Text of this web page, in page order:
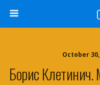
October
Борис Клетинич.